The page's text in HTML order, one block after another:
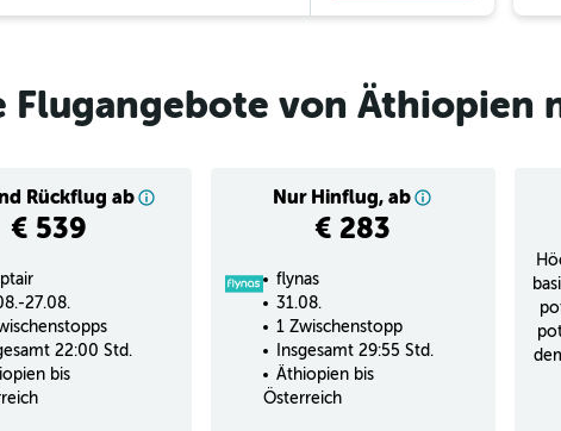
Flugangebote von Äthiopien
Rückflug ab
€ 539
Nur Hinflug, ab
€ 283
27.08.
22:00 Std.
bis
flynas
31.08.
1 Zwischenstopp
Insgesamt 29:55 Std.
Äthiopien bis
Österreich